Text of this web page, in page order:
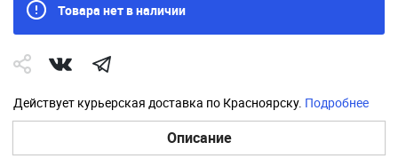
Товара нет в наличии
Действует курьерская доставка по Красноярску. Подробнее
Описание